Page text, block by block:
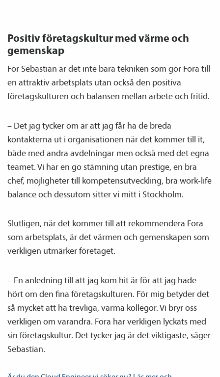
Positiv företagskultur med värme och
gemenskap
För Sebastian är det inte bara tekniken som gör Fora till
en attraktiv arbetsplats utan också den positiva
företagskulturen och balansen mellan arbete och fritid.
– Det jag tycker om är att jag får ha de breda
kontakterna ut i organisationen när det kommer till it,
både med andra avdelningar men också med det egna
teamet. Vi har en go stämning utan prestige, en bra
chef, möjligheter till kompetensutveckling, bra work-life
balance och dessutom sitter vi mitt i Stockholm.
Slutligen, när det kommer till att rekommendera Fora
som arbetsplats, är det värmen och gemenskapen som
verkligen utmärker företaget.
– En anledning till att jag kom hit är för att jag hade
hört om den fina företagskulturen. För mig betyder det
så mycket att ha trevliga, varma kollegor. Vi bryr oss
verkligen om varandra. Fora har verkligen lyckats med
sin företagskultur. Det tycker jag är det viktigaste, säger
Sebastian.